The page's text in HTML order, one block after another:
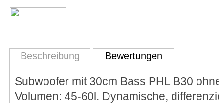
Beschreibung Bewertungen
Subwoofer mit 30cm Bass PHL B30
Volumen: 45-60l. Dynamische,